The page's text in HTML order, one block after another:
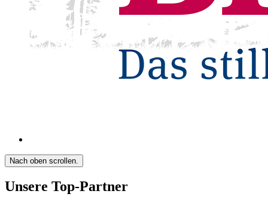
Nach oben scrollen.
Unsere Top-Partner